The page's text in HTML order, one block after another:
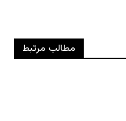
مطالب مرتبط